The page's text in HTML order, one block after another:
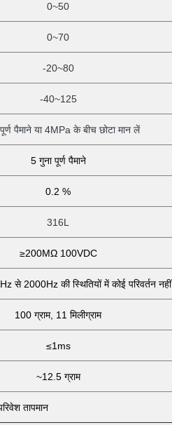
0~50
0~70
-20~80
-40~125
पैमाने या 4MPa के बीच छोटा मान लें
5 गुना पूर्ण पैमाने
0.2 %
316L
≥200MΩ 100VDC
से 2000Hz की स्थितियों में कोई परिवर्तन नहीं
100 ग्राम, 11 मिलीग्राम
≤1ms
~12.5 ग्राम
तापमान